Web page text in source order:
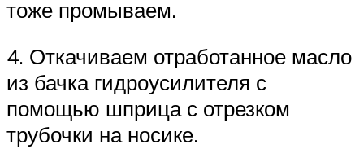
тоже промываем.
4. Откачиваем отработанное масло
из бачка гидроусилителя с
помощью шприца с отрезком
трубочки на носике.